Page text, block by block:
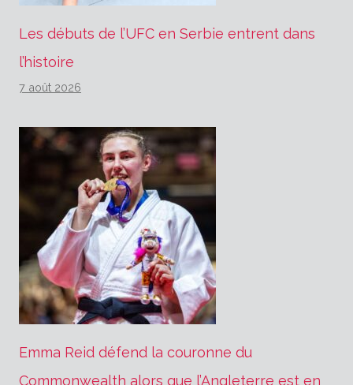
Les débuts de l’UFC en Serbie entrent dans
l’histoire
7 août 2026
Emma Reid défend la couronne du
Commonwealth alors que l’Angleterre est en